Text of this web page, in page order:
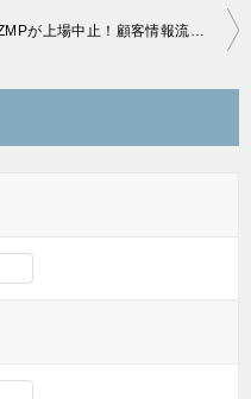
ZMPが上場中止！顧客情報流出が影響